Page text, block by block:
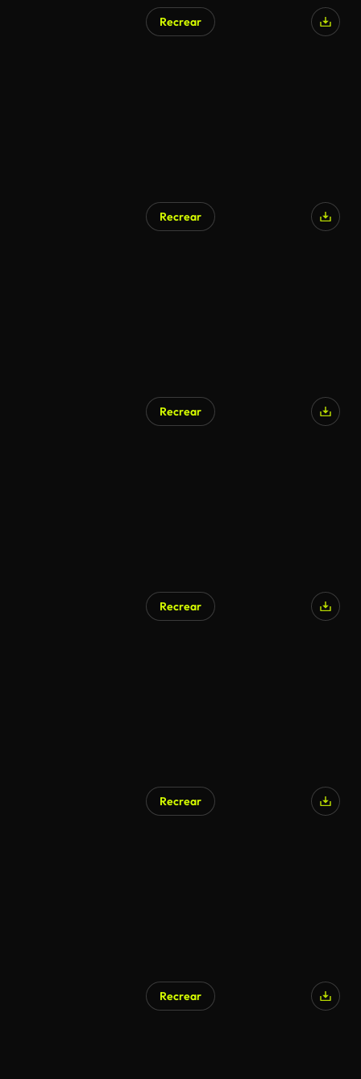
Recrear
Recrear
Recrear
Recrear
Recrear
Recrear